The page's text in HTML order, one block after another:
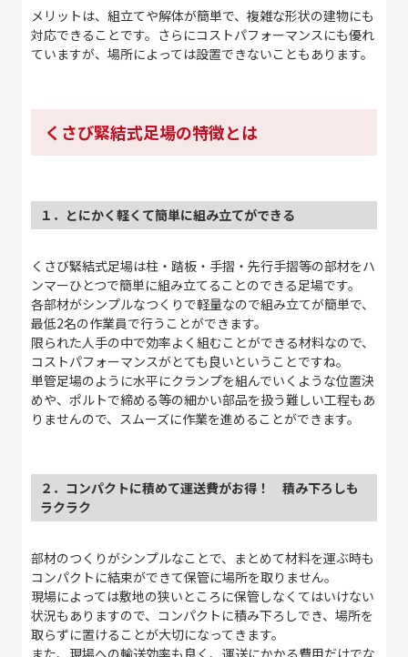
メリットは、組立てや解体が簡単で、複雑な形状の建物にも
対応できることです。さらにコストパフォーマンスにも優れ
ていますが、場所によっては設置できないこともあります。
くさび緊結式足場の特徴とは
１．とにかく軽くて簡単に組み立てができる
くさび緊結式足場は柱・踏板・手摺・先行手摺等の部材をハ
ンマーひとつで簡単に組み立てることのできる足場です。
各部材がシンプルなつくりで軽量なので組み立てが簡単で、
最低2名の作業員で行うことができます。
限られた人手の中で効率よく組むことができる材料なので、
コストパフォーマンスがとても良いということですね。
単管足場のように水平にクランプを組んでいくような位置決
めや、ポルトで締める等の細かい部品を扱う難しい工程もあ
りませんので、スムーズに作業を進めることができます。
２．コンパクトに積めて運送費がお得！ 積み下ろしも
ラクラク
部材のつくりがシンプルなことで、まとめて材料を運ぶ時も
コンパクトに結束ができて保管に場所を取りません。
現場によっては敷地の狭いところに保管しなくてはいけない
状況もありますので、コンパクトに積み下ろしでき、場所を
取らずに置けることが大切になってきます。
また、現場への輸送効率も良く、運送にかかる費用だけでな